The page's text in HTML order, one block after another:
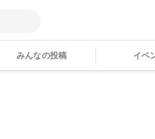
みんなの投稿 イベ